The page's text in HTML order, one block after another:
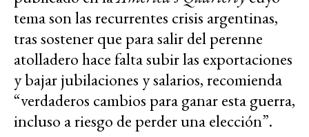
tema son las recurrentes crisis argentinas,
tras sostener que para salir del perenne
atolladero hace falta subir las exportaciones
y bajar jubilaciones y salarios, recomienda
“verdaderos cambios para ganar esta guerra,
incluso a riesgo de perder una elección”.